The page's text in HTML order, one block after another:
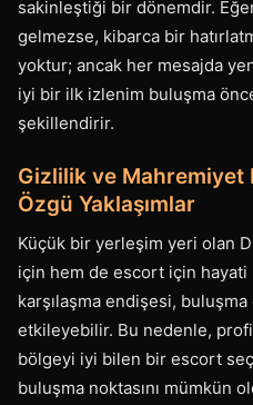
sakinleştiği bir dönemdir.
gelmezse, kibarca bir
yoktur; ancak her mesajda
iyi bir ilk izlenim buluşma
şekillendirir.
Gizlilik ve
Özgü Yaklaşımlar
Küçük bir yerleşim yeri olan
için hem de escort için hayati
karşılaşma endişesi,
etkileyebilir. Bu nedenle,
bölgeyi iyi bilen bir escort
buluşma noktasını mümkün